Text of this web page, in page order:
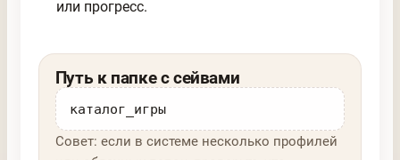
или прогресс.
Путь к папке с сейвами
каталог_игры
Совет: если в системе несколько профилей